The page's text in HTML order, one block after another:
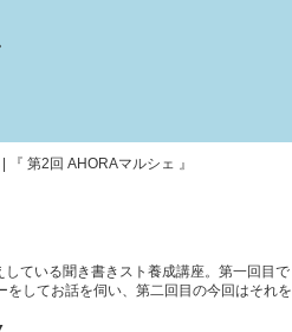
『 第2回 AHORAマルシェ 』
ている聞き書きスト養成講座。第一回目で
してお話を伺い、第二回目の今回はそれを